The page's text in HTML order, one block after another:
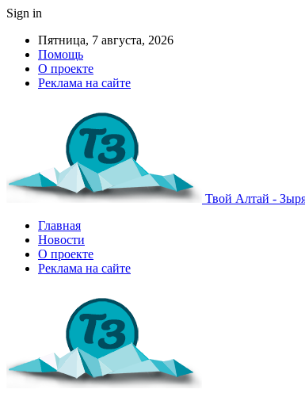
Sign in
Пятница, 7 августа, 2026
Помощь
О проекте
Реклама на сайте
Твой Алтай -
Главная
Новости
О проекте
Реклама на сайте